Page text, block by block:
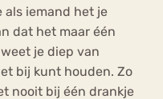
als iemand het je
dat het maar één
je diep van
bij kunt houden. Zo
nooit bij één drankje